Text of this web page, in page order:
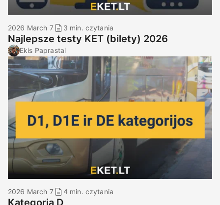
2026 March 7 3 min. czytania
Najlepsze testy KET (bilety) 2026
Ekis Paprastai
2026 March 7 4 min. czytania
Kategoria D